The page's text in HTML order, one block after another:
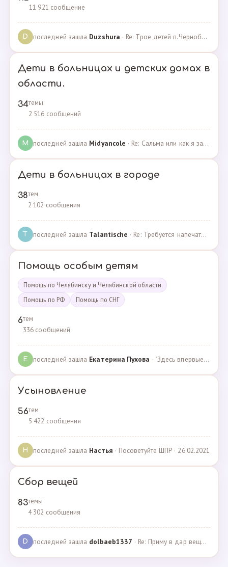
11 921 сообщение
D последней зашла Duzshura · Re: Трое детей п.Черноборский Чесменский район. · 27.06.2024
Дети в больницах и детских домах в
области.
34темы
2 516 сообщений
M последней зашла Midyancole · Re: Сальма или как я захотела помочь взросым сиротам · 16.12.2019
Дети в больницах в городе
38тем
2 102 сообщения
T последней зашла Talantische · Re: Требуется напечатать бейджики · 09.02.2024
Помощь особым детям
Помощь по Челябинску и Челябинской области
Помощь по РФ
Помощь по СНГ
6тем
336 сообщений
Е последней зашла Екатерина Пухова · "Здесь впервые поверили в моего сына и подарили над… · 09.09.2019
Усыновление
56тем
5 422 сообщения
Н последней зашла Настья · Посоветуйте ШПР · 26.02.2021
Сбор вещей
83темы
4 302 сообщения
D последней зашла dolbaeb1337 · Re: Приму в дар вещи на новорождённую девочку · 13.12.2024